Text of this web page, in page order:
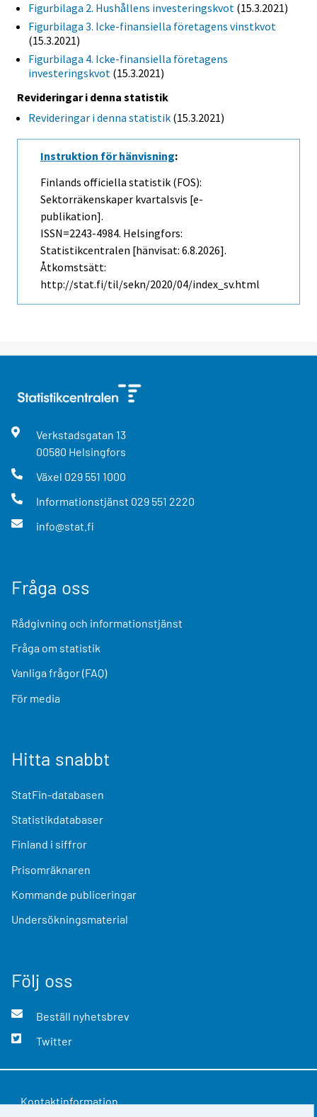
Figurbilaga 2. Hushållens investeringskvot (15.3.2021)
Figurbilaga 3. Icke-finansiella företagens vinstkvot
(15.3.2021)
Figurbilaga 4. Icke-finansiella företagens
investeringskvot (15.3.2021)
Revideringar i denna statistik
Revideringar i denna statistik (15.3.2021)
Instruktion för hänvisning:
Finlands officiella statistik (FOS):
Sektorräkenskaper kvartalsvis [e-
publikation].
ISSN=2243-4984. Helsingfors:
Statistikcentralen [hänvisat: 6.8.2026].
Åtkomstsätt:
http://stat.fi/til/sekn/2020/04/index_sv.html
Verkstadsgatan 13
00580 Helsingfors
Växel 029 551 1000
Informationstjänst 029 551 2220
info@stat.fi
Fråga oss
Rådgivning och informationstjänst
Fråga om statistik
Vanliga frågor (FAQ)
För media
Hitta snabbt
StatFin-databasen
Statistikdatabaser
Finland i siffror
Prisomräknaren
Kommande publiceringar
Undersökningsmaterial
Följ oss
Beställ nyhetsbrev
Twitter
Kontaktinformation